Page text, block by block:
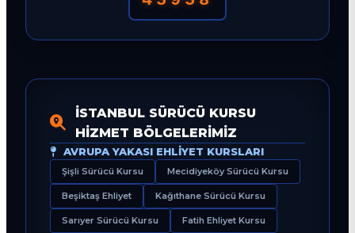
İSTANBUL SÜRÜCÜ KURSU
HIZMET BÖLGELERIMIZ
AVRUPA YAKASI EHLIYET KURSLARI
Şişli Sürücü Kursu Mecidiyeköy Sürücü Kursu
Beşiktaş Ehliyet Kağıthane Sürücü Kursu
Sarıyer Sürücü Kursu Fatih Ehliyet Kursu